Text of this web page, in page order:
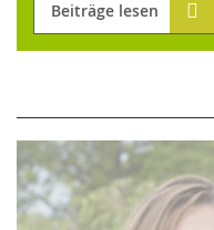
Beiträge lesen